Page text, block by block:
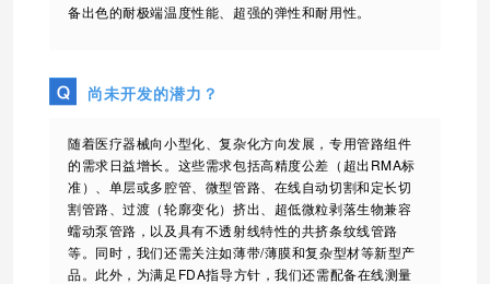
备出色的耐极端温度性能、超强的弹性和耐用性。
尚未开发的潜力？
随着医疗器械向小型化、复杂化方向发展，专用管路组件
的需求日益增长。这些需求包括高精度公差（超出RMA标
准）、单层或多腔管、微型管路、在线自动切割和定长切
割管路、过渡（轮廓变化）挤出、超低微粒剥落生物兼容
蠕动泵管路，以及具有不透射线特性的共挤条纹线管路
等。同时，我们还需关注如薄带/薄膜和复杂型材等新型产
品。此外，为满足FDA指导方针，我们还需配备在线测量